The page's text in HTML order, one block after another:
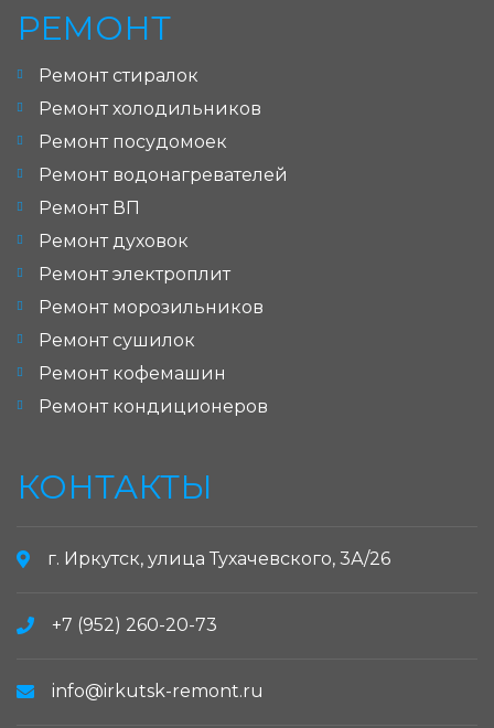
РЕМОНТ
Ремонт стиралок
Ремонт холодильников
Ремонт посудомоек
Ремонт водонагревателей
Ремонт ВП
Ремонт духовок
Ремонт электроплит
Ремонт морозильников
Ремонт сушилок
Ремонт кофемашин
Ремонт кондиционеров
КОНТАКТЫ
г. Иркутск, улица Тухачевского, 3А/26
+7 (952) 260-20-73
info@irkutsk-remont.ru